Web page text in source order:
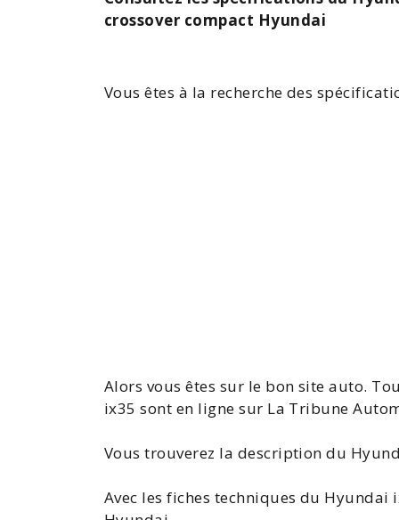
crossover compact Hyundai
Vous êtes à la recherche des
Alors vous êtes sur le bon site auto.
ix35 sont en ligne sur La Tribune
Vous trouverez la description du
Avec lesfiches techniques du Hyundai